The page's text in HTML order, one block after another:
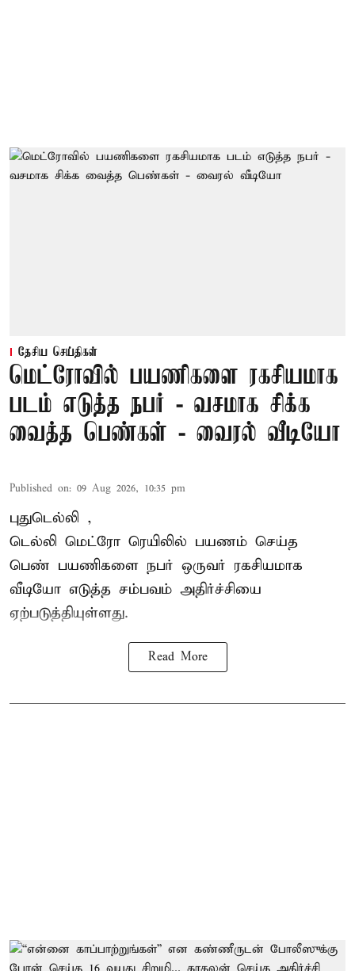
தேசிய செய்திகள்
மெட்ரோவில் பயணிகளை ரகசியமாக
படம் எடுத்த நபர் - வசமாக சிக்க
வைத்த பெண்கள் - வைரல் வீடியோ
Published on: 09 Aug 2026, 10:35 pm
புதுடெல்லி ,
டெல்லி மெட்ரோ ரெயிலில் பயணம் செய்த
பெண் பயணிகளை நபர் ஒருவர் ரகசியமாக
வீடியோ எடுத்த சம்பவம் அதிர்ச்சியை
ஏற்படுத்தியுள்ளது.
Read More